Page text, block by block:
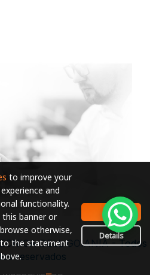
to improve your
and
functionality.
this banner or
otherwise,
the statement
OK
Details
DELL GOIANIA- Todos
reservados